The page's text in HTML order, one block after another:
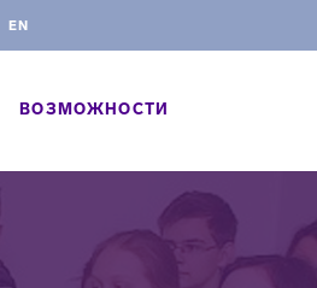
EN
ВОЗМОЖНОСТИ